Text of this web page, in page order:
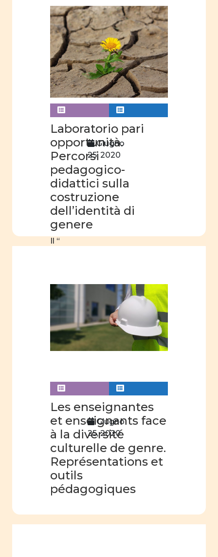
sport
autrici
edizioni
didattica
Formazione
webinar
identità
Laboratorio pari
opportunità.
Percorsi
pedagogico-
didattici sulla
costruzione
dell’identità di
genere
Il “
Giugno
25, 2020
Les enseignantes
et enseignants face
à la diversité
culturelle de genre.
Représentations et
outils
pédagogiques
Giugno
25, 2020